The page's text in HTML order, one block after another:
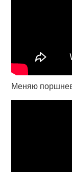
Меняю